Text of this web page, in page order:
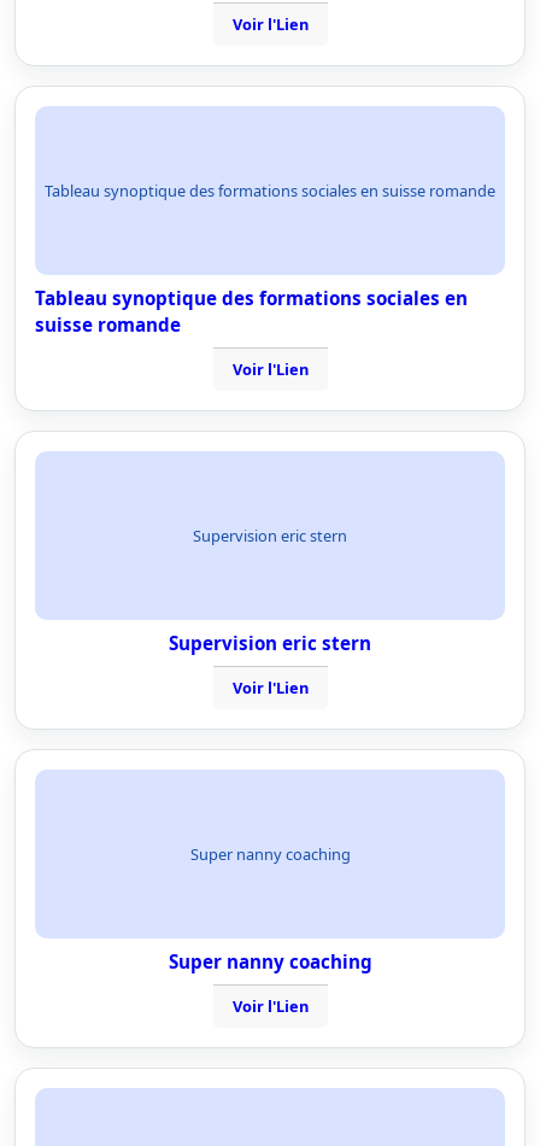
Voir l'Lien
Tableau synoptique des formations sociales en suisse romande
Tableau synoptique des formations sociales en
suisse romande
Voir l'Lien
Supervision eric stern
Supervision eric stern
Voir l'Lien
Super nanny coaching
Super nanny coaching
Voir l'Lien